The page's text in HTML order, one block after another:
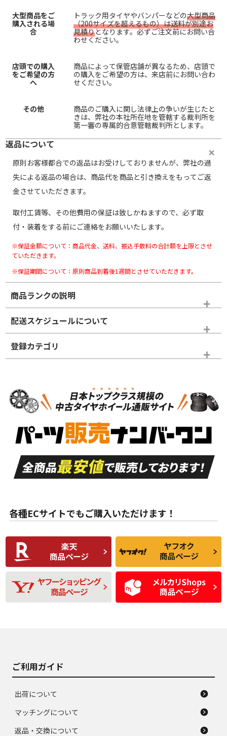
大型商品をご
購入される場
合
トラック用タイヤやバンパーなどの大型商品
（200サイズを超えるもの）は送料が別途お
見積りとなります。必ずご注文前にお問い合
わせください。
店頭での購入
をご希望の方
へ
商品によって保管店舗が異なるため、店頭で
の購入をご希望の方は、来店前にお問い合わ
せください。
その他
商品のご購入に関し法律上の争いが生じたと
きは、弊社の本社所在地を管轄する裁判所を
第一審の専属的合意管轄裁判所とします。
返品について
原則お客様都合での返品はお受けしておりませんが、弊社の過
失による返品の場合は、商品代を商品と引き換えをもってご返
金させていただきます。
取付工賃等、その他費用の保証は致しかねますので、必ず取
付・装着をする前にご連絡をお願いいたします。
※保証金額について：商品代金、送料、振込手数料の合計額を上限とさせ
ていただきます。
※保証期間について：原則商品到着後1週間とさせていただきます。
商品ランクの説明
※商品ランクは出品者の主観により判断しておりますので、あら
かじめご了承ください。
ホイールランク
S
品）
S
新車外し品（新古
付き
A
走行距離も少なく、
目立つ傷もほとんど
ない中古品
A
走行距離も少なく、
非常に状態の良い中
古品
な中古品
んどない中古品
C
比較的きれいな中古
品
C
られるが、使用に問
題のない中古品
D
使用感や目立つ傷が
あり、一般的な中古
品
D
残り溝も少なく、偏
磨耗がみられ、短期
間使用できるくらい
の中古品
配送スケジュールについて
登録カテゴリ
ホイールのみ
各種ECサイトでもご購入いただけます！
ご利用ガイド
出荷について
マッチングについて
返品・交換について